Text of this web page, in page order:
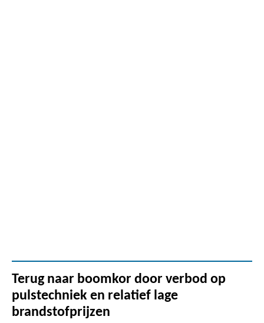
Terug naar boomkor door verbod op
pulstechniek en relatief lage
brandstofprijzen